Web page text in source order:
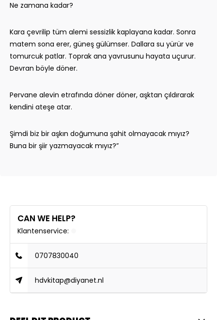
Ne zamana kadar?
Kara çevrilip tüm alemi sessizlik kaplayana kadar. Sonra
matem sona erer, güneş gülümser. Dallara su yürür ve
tomurcuk patlar. Toprak ana yavrusunu hayata uçurur.
Devran böyle döner.
Pervane alevin etrafında döner döner, aşktan çıldırarak
kendini ateşe atar.
Şimdi biz bir aşkın doğumuna şahit olmayacak mıyız?
Buna bir şiir yazmayacak mıyız?”
CAN WE HELP?
Klantenservice:
0707830040
hdvkitap@diyanet.nl